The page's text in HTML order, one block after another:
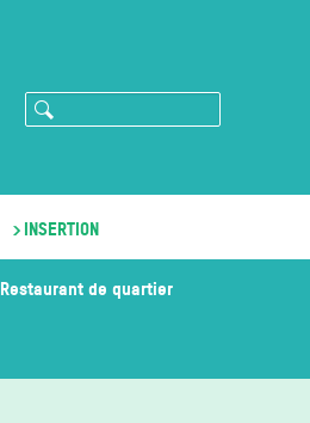
Rechercher
INSERTION
Restaurant de quartier